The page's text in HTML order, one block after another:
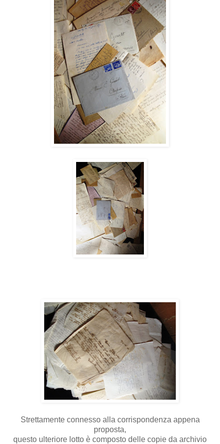
Strettamente connesso alla corrispondenza appena
proposta,
questo ulteriore lotto è composto delle copie da archivio